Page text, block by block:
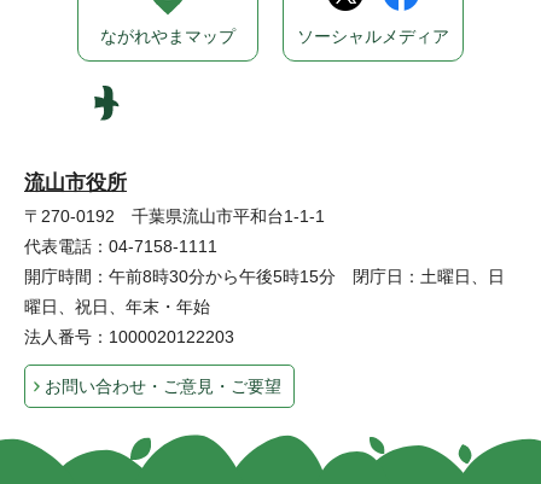
流山市役所
〒270-0192 千葉県流山市平和台1-1-1
代表電話：04-7158-1111
開庁時間：午前8時30分から午後5時15分 閉庁日：土曜日、日
曜日、祝日、年末・年始
法人番号：1000020122203
お問い合わせ・ご意見・ご要望
ながれやまマップ ソーシャルメディア